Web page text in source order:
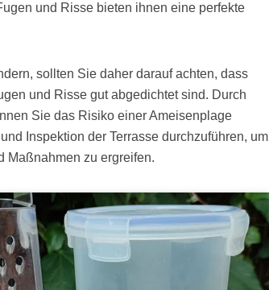
und Risse bieten ihnen eine perfekte
sollten Sie daher darauf achten, dass
und Risse gut abgedichtet sind. Durch
Sie das Risiko einer Ameisenplage
Inspektion der Terrasse durchzuführen, um
Maßnahmen zu ergreifen.